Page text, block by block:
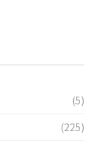
(5)
(225)